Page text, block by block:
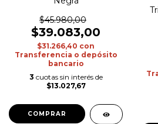
$45.980,00
$39.083,00
$31.266,40 con
Transferencia o depósito
bancario
3 cuotas sin interés de
$13.027,67
COMPRAR